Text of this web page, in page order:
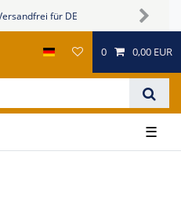
Next
0 0,00 EUR
☰